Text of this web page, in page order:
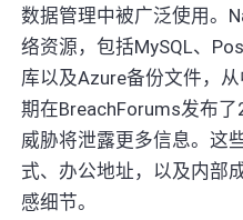
数据管理中被广泛使用。
络资源，包括MySQL、
库以及Azure备份文件，
期在BreachForums发布
威胁将泄露更多信息。这
式、办公地址，以及内部
感细节。